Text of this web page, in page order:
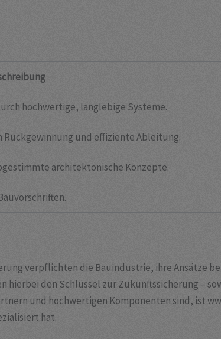
hochwertige, langlebige Systeme.
Rückgewinnung und effiziente Ableitung.
architektonische Konzepte.
verpflichten die Bauindustrie, ihre Ansätze
hierbei den Schlüssel zur Zukunftssicherung –
und hochwertigen Komponenten sind, ist
hat.